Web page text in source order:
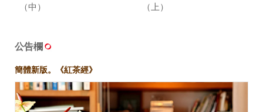
（中）
（上）
公告欄
簡體新版。《紅茶經》